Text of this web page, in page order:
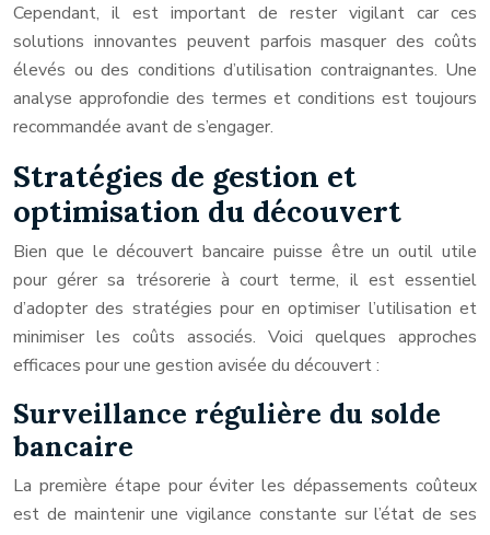
Cependant, il est important de rester vigilant car ces
solutions innovantes peuvent parfois masquer des coûts
élevés ou des conditions d’utilisation contraignantes. Une
analyse approfondie des termes et conditions est toujours
recommandée avant de s’engager.
Stratégies de gestion et
optimisation du découvert
Bien que le découvert bancaire puisse être un outil utile
pour gérer sa trésorerie à court terme, il est essentiel
d’adopter des stratégies pour en optimiser l’utilisation et
minimiser les coûts associés. Voici quelques approches
efficaces pour une gestion avisée du découvert :
Surveillance régulière du solde
bancaire
La première étape pour éviter les dépassements coûteux
est de maintenir une vigilance constante sur l’état de ses